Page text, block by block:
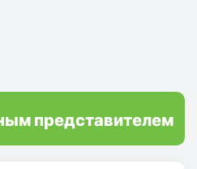
представителем